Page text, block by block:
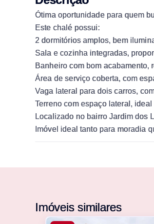
Ótima oportunidade para quem
Este chalé possui:
2 dormitórios amplos, bem
Sala e cozinha integradas,
Banheiro com bom acabamento,
Área de serviço coberta, com
Vaga lateral para dois carros,
Terreno com espaço lateral,
Localizado no bairro Jardim dos
Imóvel ideal tanto para moradia
Imóveis similares